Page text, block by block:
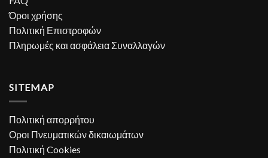
Όροι χρήσης
Πολιτική Επιστροφών
Πληρωμές και ασφάλεια Συναλλαγών
SITEMAP
Πολιτική απορρήτου
Οροι Πνευματικών δικαιωμάτων
Πολιτική Cookies